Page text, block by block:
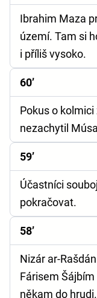
Ibrahim Maza
území. Tam si
i příliš vysoko.
60’
Pokus o
nezachytil
59’
Účastníci
pokračovat.
58’
Nizár ar-
Fárisem
někam do